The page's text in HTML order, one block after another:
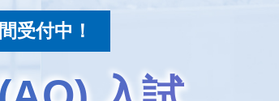
受付中！